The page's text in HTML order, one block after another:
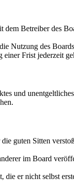
Betreiber des
Nutzung des
Frist jederzeit
und
guten Sitten
im Board
er nicht selbst